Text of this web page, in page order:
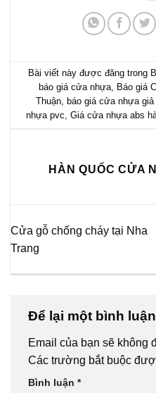
Bài viết này được đăng trong
báo giá cửa nhựa, Báo giá
Thuận, báo giá cửa nhựa giả
nhựa pvc, Giá cửa nhựa abs
HÀN QUỐC CỬA
Cửa gỗ chống cháy tại Nha
Trang
Để lại một bình luận
Email của bạn sẽ không
Các trường bắt buộc
Bình luận *